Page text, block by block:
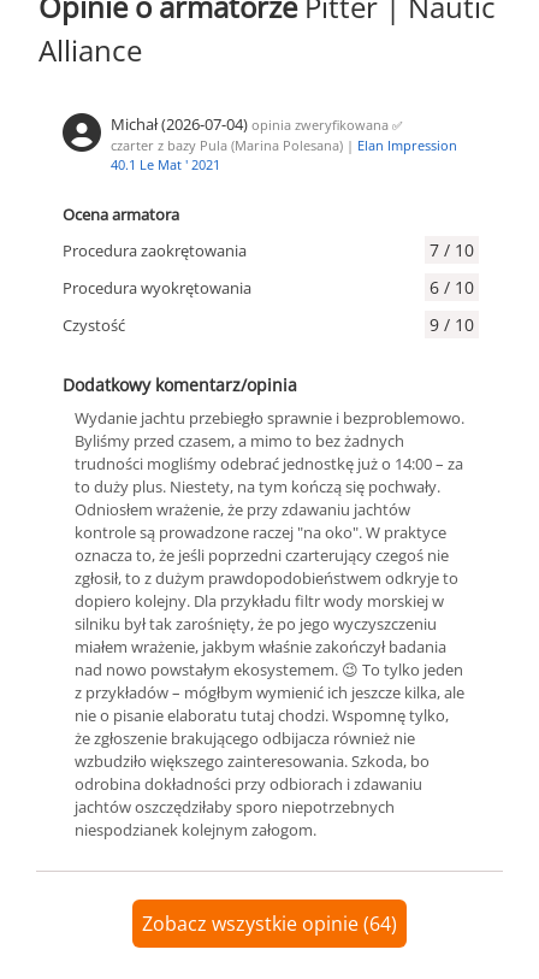
Alliance
Michał (2026-07-04) opinia zweryfikowana ✅
czarter z bazy Pula (Marina Polesana) | Elan Impression
40.1 Le Mat ' 2021
Ocena armatora
Procedura zaokrętowania
7 / 10
Procedura wyokrętowania 6 / 10
Czystość 9 / 10
Dodatkowy komentarz/opinia
Wydanie jachtu przebiegło sprawnie i bezproblemowo.
Byliśmy przed czasem, a mimo to bez żadnych
trudności mogliśmy odebrać jednostkę już o 14:00 – za
to duży plus. Niestety, na tym kończą się pochwały.
Odniosłem wrażenie, że przy zdawaniu jachtów
kontrole są prowadzone raczej "na oko". W praktyce
oznacza to, że jeśli poprzedni czarterujący czegoś nie
zgłosił, to z dużym prawdopodobieństwem odkryje to
dopiero kolejny. Dla przykładu filtr wody morskiej w
silniku był tak zarośnięty, że po jego wyczyszczeniu
miałem wrażenie, jakbym właśnie zakończył badania
nad nowo powstałym ekosystemem. 😉 To tylko jeden
z przykładów – mógłbym wymienić ich jeszcze kilka, ale
nie o pisanie elaboratu tutaj chodzi. Wspomnę tylko,
że zgłoszenie brakującego odbijacza również nie
wzbudziło większego zainteresowania. Szkoda, bo
odrobina dokładności przy odbiorach i zdawaniu
jachtów oszczędziłaby sporo niepotrzebnych
niespodzianek kolejnym załogom.
Zobacz wszystkie opinie (64)